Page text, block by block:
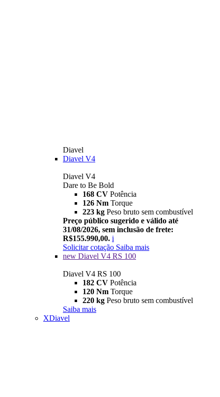
Diavel
Diavel V4
Diavel V4
Dare to Be Bold
168 CV Potência
126 Nm Torque
223 kg Peso bruto sem combustível
Preço público sugerido e válido até
31/08/2026, sem inclusão de frete:
R$155.990,00. i
Solicitar cotação Saiba mais
new Diavel V4 RS 100
Diavel V4 RS 100
182 CV Potência
120 Nm Torque
220 kg Peso bruto sem combustível
Saiba mais
XDiavel